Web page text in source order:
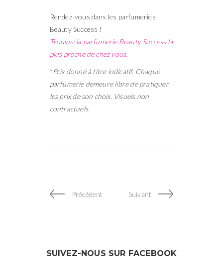
Rendez-vous dans les parfumeries
Beauty Success !
Trouvez la parfumerie Beauty Success la
plus proche de chez vous.
*Prix donné à titre indicatif. Chaque
parfumerie demeure libre de pratiquer
les prix de son choix. Visuels non
contractuels.
Précédent Suivant
SUIVEZ-NOUS SUR FACEBOOK